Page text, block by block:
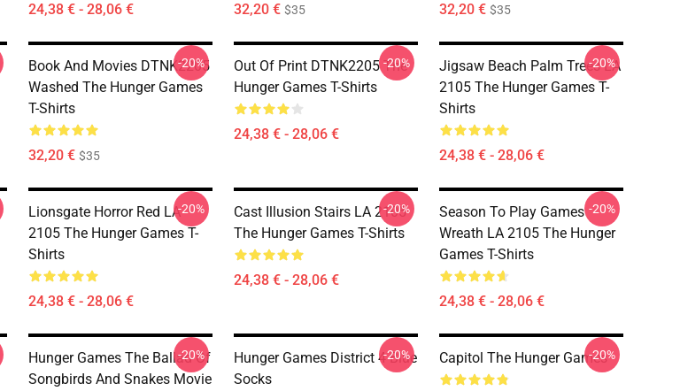
24,38 € - 28,06 € 32,20 € $35 32,20 € $35
Book And Movies DTNK2205
Washed The Hunger Games
T-Shirts
32,20 € $35
-20%
Out Of Print DTNK2205 The
Hunger Games T-Shirts
24,38 € - 28,06 €
-20%
Jigsaw Beach Palm Trees LA
2105 The Hunger Games T-
Shirts
24,38 € - 28,06 €
-20%
Lionsgate Horror Red LA
2105 The Hunger Games T-
Shirts
24,38 € - 28,06 €
-20%
Cast Illusion Stairs LA 2105
The Hunger Games T-Shirts
24,38 € - 28,06 €
-20%
Season To Play Games
Wreath LA 2105 The Hunger
Games T-Shirts
24,38 € - 28,06 €
-20%
Hunger Games The Ballad Of
Songbirds And Snakes Movie
-20%
Hunger Games District 4 Blue
Socks
-20% Capitol The Hunger Games
-20%